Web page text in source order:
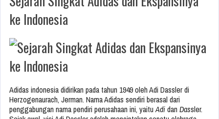
ke Indonesia
Adidas indonesia didirikan pada tahun 1949 oleh Adi Dassler di
Herzogenaurach, Jerman. Nama Adidas sendiri berasal dari
penggabungan nama pendiri perusahaan ini, yaituAdidan Dassler.